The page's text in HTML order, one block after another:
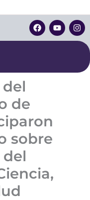
F
a
c
o
Y
o
u
e
I
n
s
r
de
sobre